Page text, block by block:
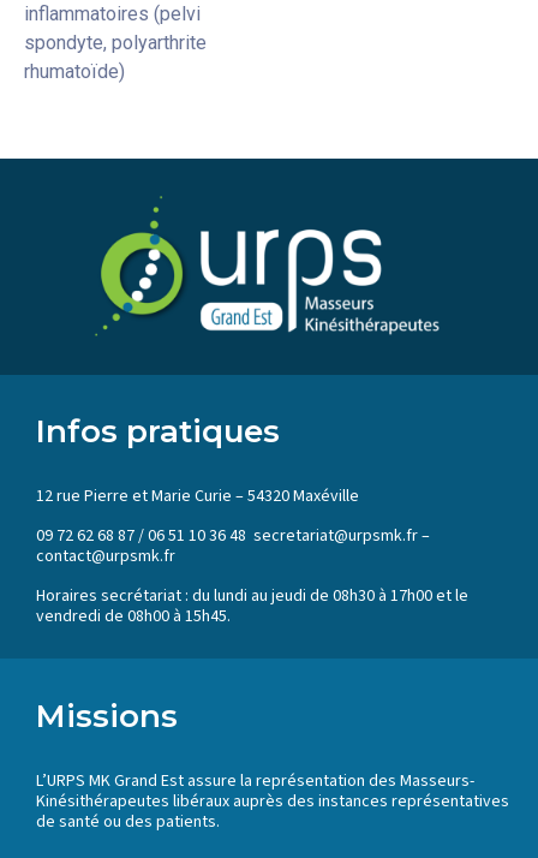
inflammatoires (pelvi
spondyte, polyarthrite
rhumatoïde)
Infos pratiques
12 rue Pierre et Marie Curie – 54320 Maxéville
09 72 62 68 87 / 06 51 10 36 48 secretariat@urpsmk.fr –
contact@urpsmk.fr
Horaires secrétariat : du lundi au jeudi de 08h30 à 17h00 et le
vendredi de 08h00 à 15h45.
Missions
L’URPS MK Grand Est assure la représentation des Masseurs-
Kinésithérapeutes libéraux auprès des instances représentatives
de santé ou des patients.